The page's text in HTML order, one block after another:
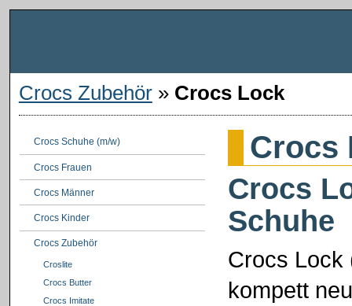
Crocs Zubehör» Crocs Lock
Crocs Schuhe (m/w)
Crocs Frauen
Crocs Männer
Crocs Kinder
Crocs Zubehör
Croslite
Crocs Butter
Crocs Imitate
Crocs
Crocs
Schuhe
Crocs Lock
kompett